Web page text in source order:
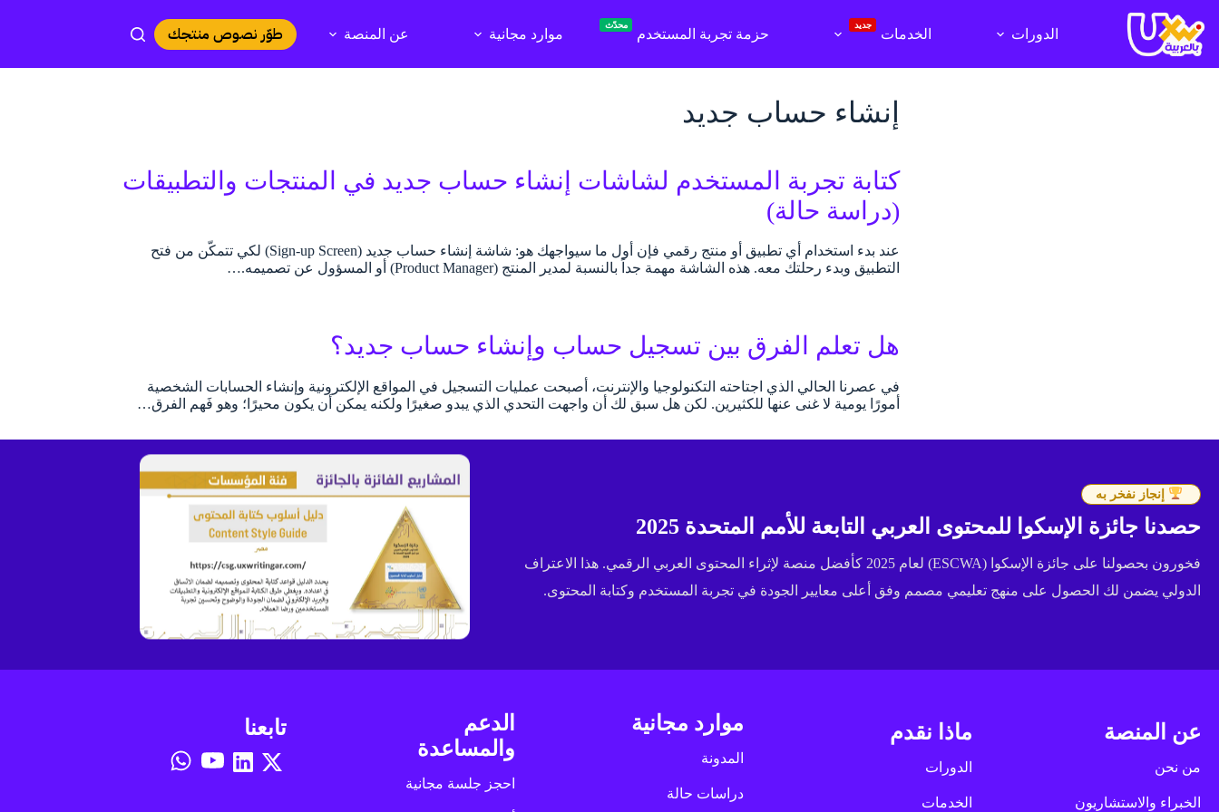
إلى
المحتوى
الدورات الخدمات
جديد
حزمة تجربة المستخدم
محدّث
موارد مجانية عن المنصة طوّر نصوص منتجك
إنشاء حساب جديد
كتابة تجربة المستخدم لشاشات إنشاء حساب جديد في المنتجات والتطبيقات
(دراسة حالة)
عند بدء استخدام أي تطبيق أو منتج رقمي فإن أول ما سيواجهك هو: شاشة إنشاء حساب جديد (Sign-up Screen) لكي تتمكّن من فتح
التطبيق وبدء رحلتك معه. هذه الشاشة مهمة جداً بالنسبة لمدير المنتج (Product Manager) أو المسؤول عن تصميمه.…
هل تعلم الفرق بين تسجيل حساب وإنشاء حساب جديد؟
في عصرنا الحالي الذي اجتاحته التكنولوجيا والإنترنت، أصبحت عمليات التسجيل في المواقع الإلكترونية وإنشاء الحسابات الشخصية
أمورًا يومية لا غنى عنها للكثيرين. لكن هل سبق لك أن واجهت التحدي الذي يبدو صغيرًا ولكنه يمكن أن يكون محيرًا؛ وهو فَهم الفرق…
إنجاز نفخر به
حصدنا جائزة الإسكوا للمحتوى العربي التابعة للأمم المتحدة 2025
فخورون بحصولنا على جائزة الإسكوا (ESCWA) لعام 2025 كأفضل منصة لإثراء المحتوى العربي الرقمي. هذا الاعتراف
الدولي يضمن لك الحصول على منهج تعليمي مصمم وفق أعلى معايير الجودة في تجربة المستخدم وكتابة المحتوى.
عن المنصة
من نحن
الخبراء والاستشاريون
ماذا نقدم
الدورات
الخدمات
موارد مجانية
المدونة
دراسات حالة
الدعم
والمساعدة
احجز جلسة مجانية
تابعنا